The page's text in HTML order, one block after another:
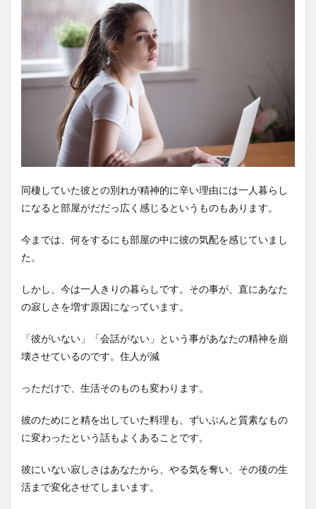
同棲していた彼との別れが精神的に辛い理由には一人暮らし
になると部屋がだだっ広く感じるというものもあります。
今までは、何をするにも部屋の中に彼の気配を感じていまし
た。
しかし、今は一人きりの暮らしです。その事が、直にあなた
の寂しさを増す原因になっています。
「彼がいない」「会話がない」という事があなたの精神を崩
壊させているのです。住人が減
っただけで、生活そのものも変わります。
彼のためにと精を出していた料理も、ずいぶんと質素なもの
に変わったという話もよくあることです。
彼にいない寂しさはあなたから、やる気を奪い、その後の生
活まで変化させてしまいます。